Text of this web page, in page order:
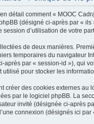
détail comment « MOOC
(désigné ci-après par «
session d’utilisation de votre
de deux manières.
temporaires du navigateur
après par « session-id »), qui
utilisé pour stocker les
créer des cookies externes au
par le logiciel phpBB. La
invité (désignée ci-après
connexion (désignés ici par